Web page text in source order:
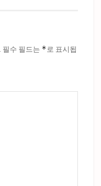
필수 필드는 *로 표시됩